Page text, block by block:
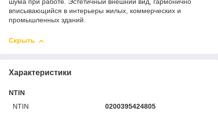
шума при работе. Эстетичный внешний вид, гармонично
вписывающийся в интерьеры жилых, коммерческих и
промышленных зданий.
Скрыть
Характеристики
NTIN
NTIN
0200395424805